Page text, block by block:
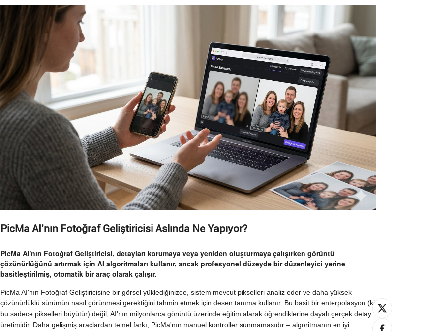
PicMa AI'nın Fotoğraf Geliştiricisi Aslında Ne Yapıyor?
PicMa AI'nın Fotoğraf Geliştiricisi, detayları korumaya veya yeniden oluşturmaya çalışırken görüntü
çözünürlüğünü artırmak için AI algoritmaları kullanır, ancak profesyonel düzeyde bir düzenleyici yerine
basitleştirilmiş, otomatik bir araç olarak çalışır.
PicMa AI'nın Fotoğraf Geliştiricisine bir görsel yüklediğinizde, sistem mevcut pikselleri analiz eder ve daha yüksek
çözünürlüklü sürümün nasıl görünmesi gerektiğini tahmin etmek için desen tanıma kullanır. Bu basit bir enterpolasyon (ki
bu sadece pikselleri büyütür) değil, AI'nın milyonlarca görüntü üzerinde eğitim alarak öğrendiklerine dayalı gerçek detay
üretimidir. Daha gelişmiş araçlardan temel farkı, PicMa'nın manuel kontroller sunmamasıdır – algoritmanın en iyi